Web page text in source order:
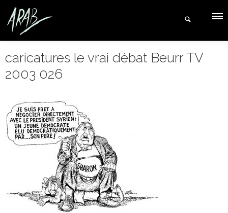
caricatures le vrai débat Beurr TV
2003 026